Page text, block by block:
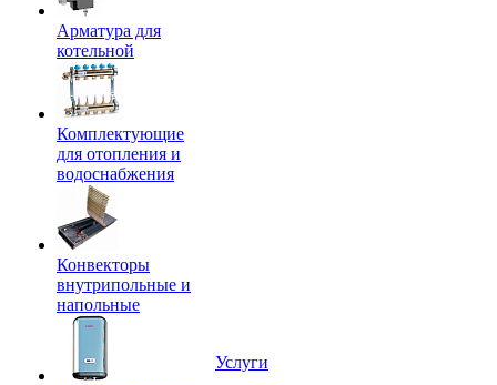
Арматура для
котельной
Комплектующие
для отопления и
водоснабжения
Конвекторы
внутрипольные и
напольные
Услуги